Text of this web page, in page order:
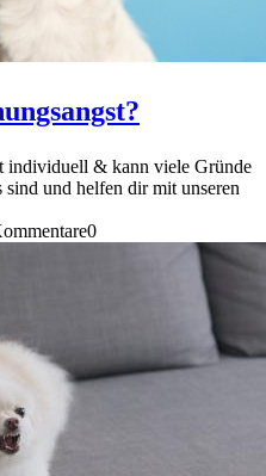
individuell & kann viele Gründe
und helfen dir mit unseren
0